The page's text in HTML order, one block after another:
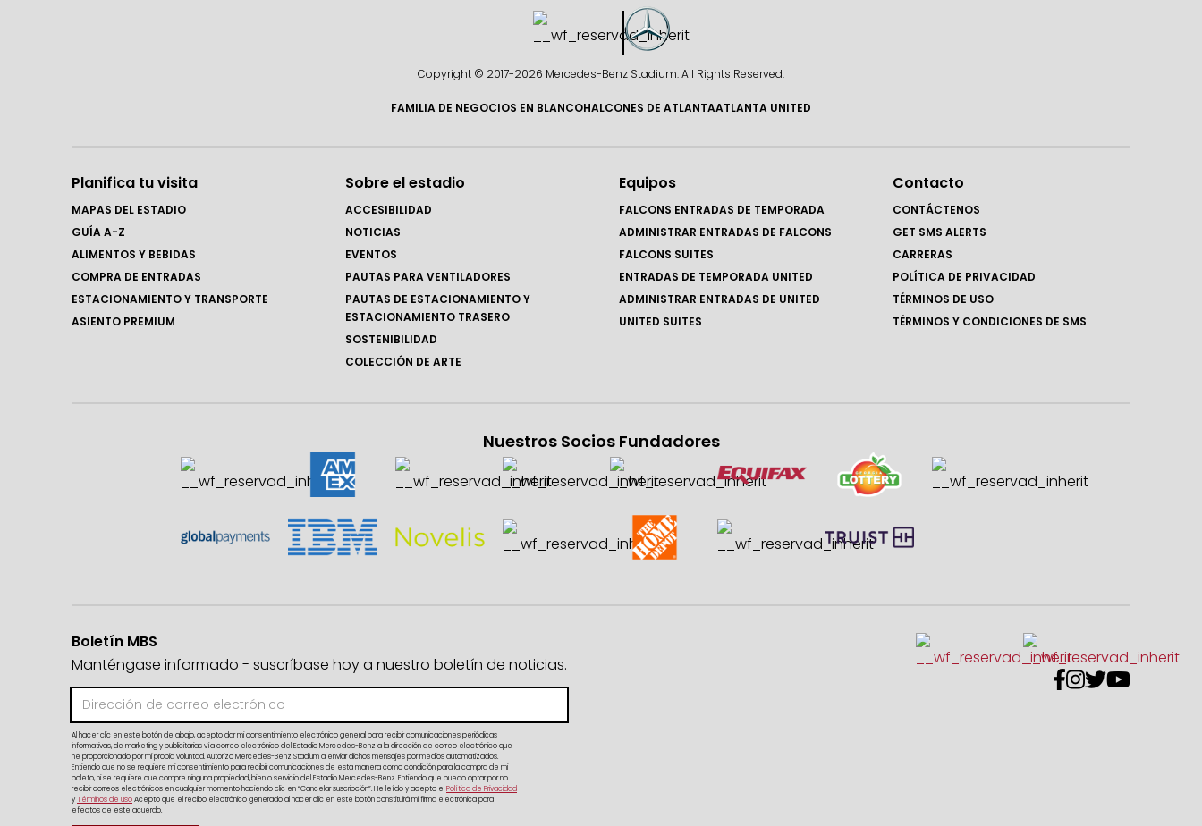
Copyright © 2017-2026 Mercedes-Benz Stadium. All Rights Reserved.
FAMILIA DE NEGOCIOS EN BLANCOHALCONES DE ATLANTAATLANTA UNITED
Planifica tu visita
MAPAS DEL ESTADIO
GUÍA A-Z
ALIMENTOS Y BEBIDAS
COMPRA DE ENTRADAS
ESTACIONAMIENTO Y TRANSPORTE
ASIENTO PREMIUM
Sobre el estadio
ACCESIBILIDAD
NOTICIAS
EVENTOS
PAUTAS PARA VENTILADORES
PAUTAS DE ESTACIONAMIENTO Y
ESTACIONAMIENTO TRASERO
SOSTENIBILIDAD
COLECCIÓN DE ARTE
Equipos
FALCONS ENTRADAS DE TEMPORADA
ADMINISTRAR ENTRADAS DE FALCONS
FALCONS SUITES
ENTRADAS DE TEMPORADA UNITED
ADMINISTRAR ENTRADAS DE UNITED
UNITED SUITES
Contacto
CONTÁCTENOS
GET SMS ALERTS
CARRERAS
POLÍTICA DE PRIVACIDAD
TÉRMINOS DE USO
TÉRMINOS Y CONDICIONES DE SMS
Nuestros Socios Fundadores
Boletín MBS
Manténgase informado - suscríbase hoy a nuestro boletín de noticias.
Al hacer clic en este botón de abajo, acepto dar mi consentimiento electrónico general para recibir comunicaciones periódicas
informativas, de marketing y publicitarias vía correo electrónico del Estadio Mercedes-Benz a la dirección de correo electrónico que
he proporcionado por mi propia voluntad. Autorizo Mercedes-Benz Stadium a enviar dichos mensajes por medios automatizados.
Entiendo que no se requiere mi consentimiento para recibir comunicaciones de esta manera como condición para la compra de mi
boleto, ni se requiere que compre ninguna propiedad, bien o servicio del Estadio Mercedes-Benz. Entiendo que puedo optar por no
recibir correos electrónicos en cualquier momento haciendo clic en “Cancelar suscripción”. He leído y acepto el Política de Privacidad
yTérminos de usoAcepto que el recibo electrónico generado al hacer clic en este botón constituirá mi firma electrónica para
efectos de este acuerdo.
